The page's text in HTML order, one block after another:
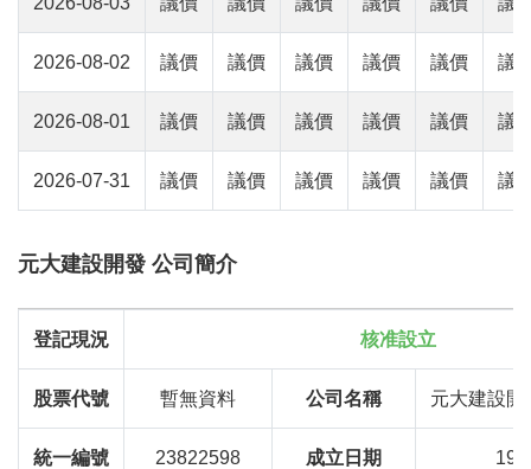
2026-08-02 議價 議價 議價 議價 議價 議
2026-08-01 議價 議價 議價 議價 議價 議
2026-07-31 議價 議價 議價 議價 議價 議
元大建設開發 公司簡介
登記現況 核准設立
股票代號 暫無資料 公司名稱 元大建設開
統一編號 23822598 成立日期